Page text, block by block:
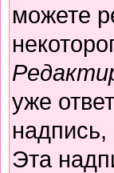
можете
уже
Эта